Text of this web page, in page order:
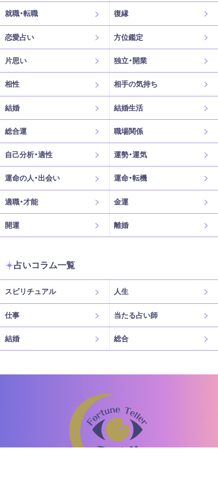
就職・転職 復縁
恋愛占い 方位鑑定
片思い 独立・開業
相性 相手の気持ち
結婚 結婚生活
総合運 職場関係
自己分析・適性 運勢・運気
運命の人・出会い 運命・転機
適職・才能 金運
開運 離婚
占いコラム一覧
スピリチュアル 人生
仕事 当たる占い師
結婚 総合